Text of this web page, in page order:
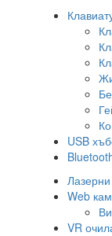
USB
Лазерни
Web
VR